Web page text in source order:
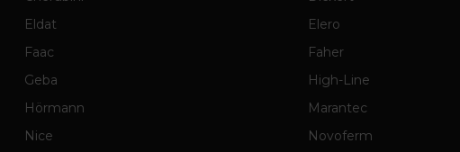
Eldat
Elero
Faac
Faher
Geba
High-Line
Hörmann
Marantec
Nice
Novoferm